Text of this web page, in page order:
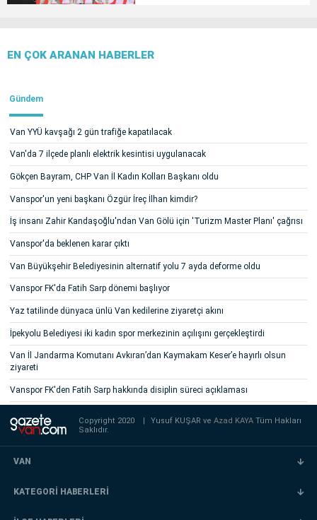
EN ÇOK ARANAN HABERLER
Gündem
Van YYÜ kavşağı 2 gün trafiğe kapatılacak
Van'da 7 ilçede planlı elektrik kesintisi uygulanacak
Gökçen Bayram, CHP Van İl Kadın Kolları Başkanı oldu
Vanspor'un yeni başkanı Özgür İreç İlhan kimdir?
İş insanı Zahir Kandaşoğlu'ndan Van Gölü için 'Turizm Master Planı' çağrısı
Vanspor'da beklenen karar çıktı
Van Büyükşehir Belediyesinin alternatif yolu 7 ayda deforme oldu
Vanspor FK'da Fatih Sarp dönemi başlıyor
Yaz tatilinde dünyaca ünlü Van kedilerine ziyaretçi akını
İpekyolu Belediyesi iki kadın spor merkezinin açılışını gerçekleştirdi
Van İl Jandarma Komutanı Avkıran’dan Kaymakam Keser’e hayırlı olsun
ziyareti
Vanspor FK'den Fatih Sarp hakkında disiplin süreci açıklaması
Copyright 2020 | Yusuf KUŞAR veAzad KAYATüm Hakları
Saklıdır.
VAN
KATEGORİ HABERLERİ